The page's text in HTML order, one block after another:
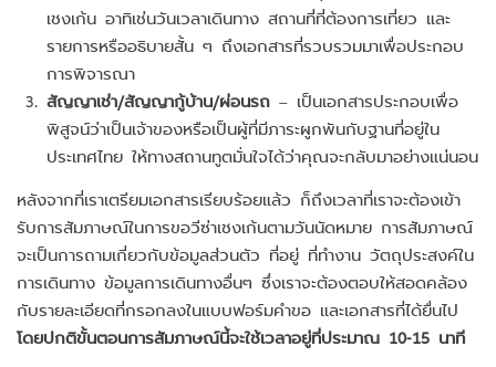
เชงเก้น อาทิเช่นวันเวลาเดินทาง สถานที่ที่ต้องการเที่ยว และ
รายการหรืออธิบายสั้น ๆ ถึงเอกสารที่รวบรวมมาเพื่อประกอบ
การพิจารณา
สัญญาเช่า/สัญญากู้บ้าน/ผ่อนรถ– เป็นเอกสารประกอบเพื่อ
พิสูจน์ว่าเป็นเจ้าของหรือเป็นผู้ที่มีภาระผูกพันกับฐานที่อยู่ใน
ประเทศไทย ให้ทางสถานทูตมั่นใจได้ว่าคุณจะกลับมาอย่างแน่นอน
หลังจากที่เราเตรียมเอกสารเรียบร้อยแล้ว ก็ถึงเวลาที่เราจะต้องเข้า
รับการสัมภาษณ์ในการขอวีซ่าเชงเก้นตามวันนัดหมาย การสัมภาษณ์
จะเป็นการถามเกี่ยวกับข้อมูลส่วนตัว ที่อยู่ ที่ทำงาน วัตถุประสงค์ใน
การเดินทาง ข้อมูลการเดินทางอื่นๆ ซึ่งเราจะต้องตอบให้สอดคล้อง
กับรายละเอียดที่กรอกลงในแบบฟอร์มคำขอ และเอกสารที่ได้ยื่นไป
โดยปกติขั้นตอนการสัมภาษณ์นี้จะใช้เวลาอยู่ที่ประมาณ 10-15 นาที